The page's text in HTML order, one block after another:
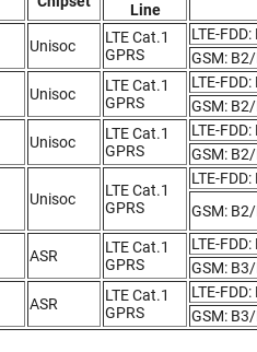
Line
Unisoc
LTE Cat.1
GPRS
LTE-
GSM:
Unisoc
LTE Cat.1
GPRS
LTE-
GSM:
Unisoc
LTE Cat.1
GPRS
LTE-
GSM:
Unisoc
LTE Cat.1
GPRS
LTE-
GSM:
ASR
LTE Cat.1
GPRS
LTE-
GSM:
ASR
LTE Cat.1
GPRS
LTE-
GSM: